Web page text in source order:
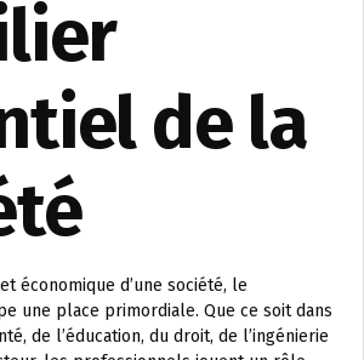
de la
économique d’une société, le
une place primordiale. Que ce soit dans
de l’éducation, du droit, de l’ingénierie